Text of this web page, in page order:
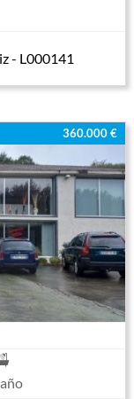
- L000141
360.000 €